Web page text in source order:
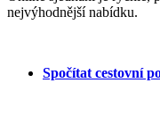
nejvýhodnější nabídku.
Spočítat cestovní